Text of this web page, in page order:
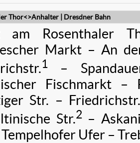
Thor<>Anhalter | Dresdner Bahn
am Rosenthaler
Markt – An
1 –
Fischmarkt
Str. –
Str.2–
Tempelhofer Ufer –